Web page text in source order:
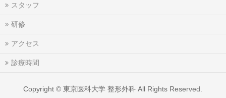
スタッフ
研修
アクセス
診療時間
Copyright ©東京医科大学 整形外科 All Rights Reserved.